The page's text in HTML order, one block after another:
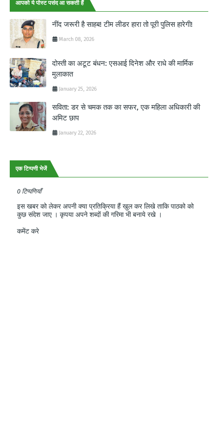
आपको ये पोस्ट पसंद आ सकती हैं
नींद जरूरी है साहब! टीम लीडर हारा तो पूरी पुलिस हारेगी!
March 08, 2026
दोस्ती का अटूट बंधन: एसआई दिनेश और राधे की मार्मिक
मुलाकात
January 25, 2026
सविता: डर से चमक तक का सफर, एक महिला अधिकारी की
अमिट छाप
January 22, 2026
एक टिप्पणी भेजें
0 टिप्पणियाँ
इस खबर को लेकर अपनी क्या प्रतिक्रिया हैं खुल कर लिखे ताकि पाठको को
कुछ संदेश जाए । कृपया अपने शब्दों की गरिमा भी बनाये रखे ।
कमेंट करे